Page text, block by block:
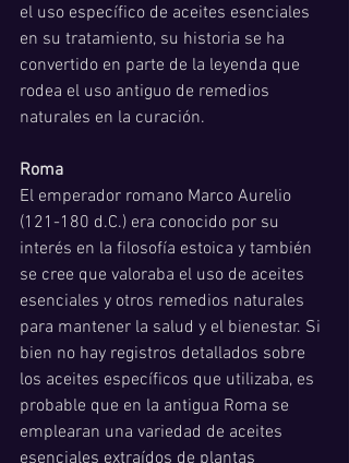
el uso específico de aceites esenciales
en su tratamiento, su historia se ha
convertido en parte de la leyenda que
rodea el uso antiguo de remedios
naturales en la curación.
Roma
El emperador romano Marco Aurelio
(121-180 d.C.) era conocido por su
interés en la filosofía estoica y también
se cree que valoraba el uso de aceites
esenciales y otros remedios naturales
para mantener la salud y el bienestar. Si
bien no hay registros detallados sobre
los aceites específicos que utilizaba, es
probable que en la antigua Roma se
emplearan una variedad de aceites